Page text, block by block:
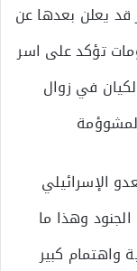
يعلن بعدها عن
تؤكد على اسر
في زوال
الإسرائيلي
وهذا ما
واهتمام كبير